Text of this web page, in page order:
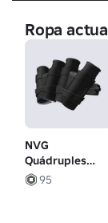
Ropa
NVG
Quádruples
Elevadas
[REDUX]
95